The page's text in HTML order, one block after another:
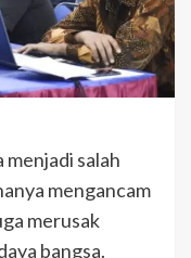
salah
mengancam
merusak
bangsa.